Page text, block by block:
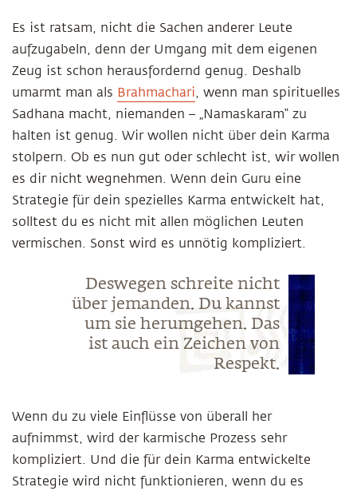
Es ist ratsam, nicht die Sachen anderer Leute
aufzugabeln, denn der Umgang mit dem eigenen
Zeug ist schon herausfordernd genug. Deshalb
umarmt man als Brahmachari, wenn man spirituelles
Sadhana macht, niemanden – „Namaskaram“ zu
halten ist genug. Wir wollen nicht über dein Karma
stolpern. Ob es nun gut oder schlecht ist, wir wollen
es dir nicht wegnehmen. Wenn dein Guru eine
Strategie für dein spezielles Karma entwickelt hat,
solltest du es nicht mit allen möglichen Leuten
vermischen. Sonst wird es unnötig kompliziert.
Deswegen schreite nicht
über jemanden. Du kannst
um sie herumgehen. Das
ist auch ein Zeichen von
Respekt.
Wenn du zu viele Einflüsse von überall her
aufnimmst, wird der karmische Prozess sehr
kompliziert. Und die für dein Karma entwickelte
Strategie wird nicht funktionieren, wenn du es